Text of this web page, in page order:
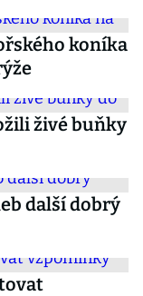
koníka
živé buňky
další dobrý